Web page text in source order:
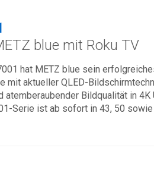
blue mit Roku TV
hat METZ blue sein
mit aktueller QLED-
atemberaubender Bildqualität in
Serie ist ab sofort in 43, 50